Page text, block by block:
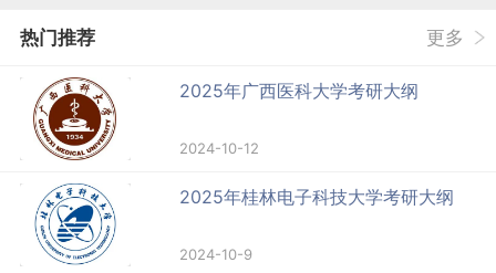
热门推荐 更多
2025年广西医科大学考研大纲
2024-10-12
2025年桂林电子科技大学考研大纲
2024-10-9